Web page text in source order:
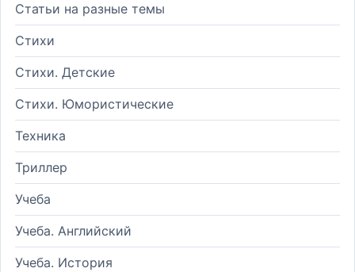
Статьи на разные темы
Стихи
Стихи. Детские
Стихи. Юмористические
Техника
Триллер
Учеба
Учеба. Английский
Учеба. История